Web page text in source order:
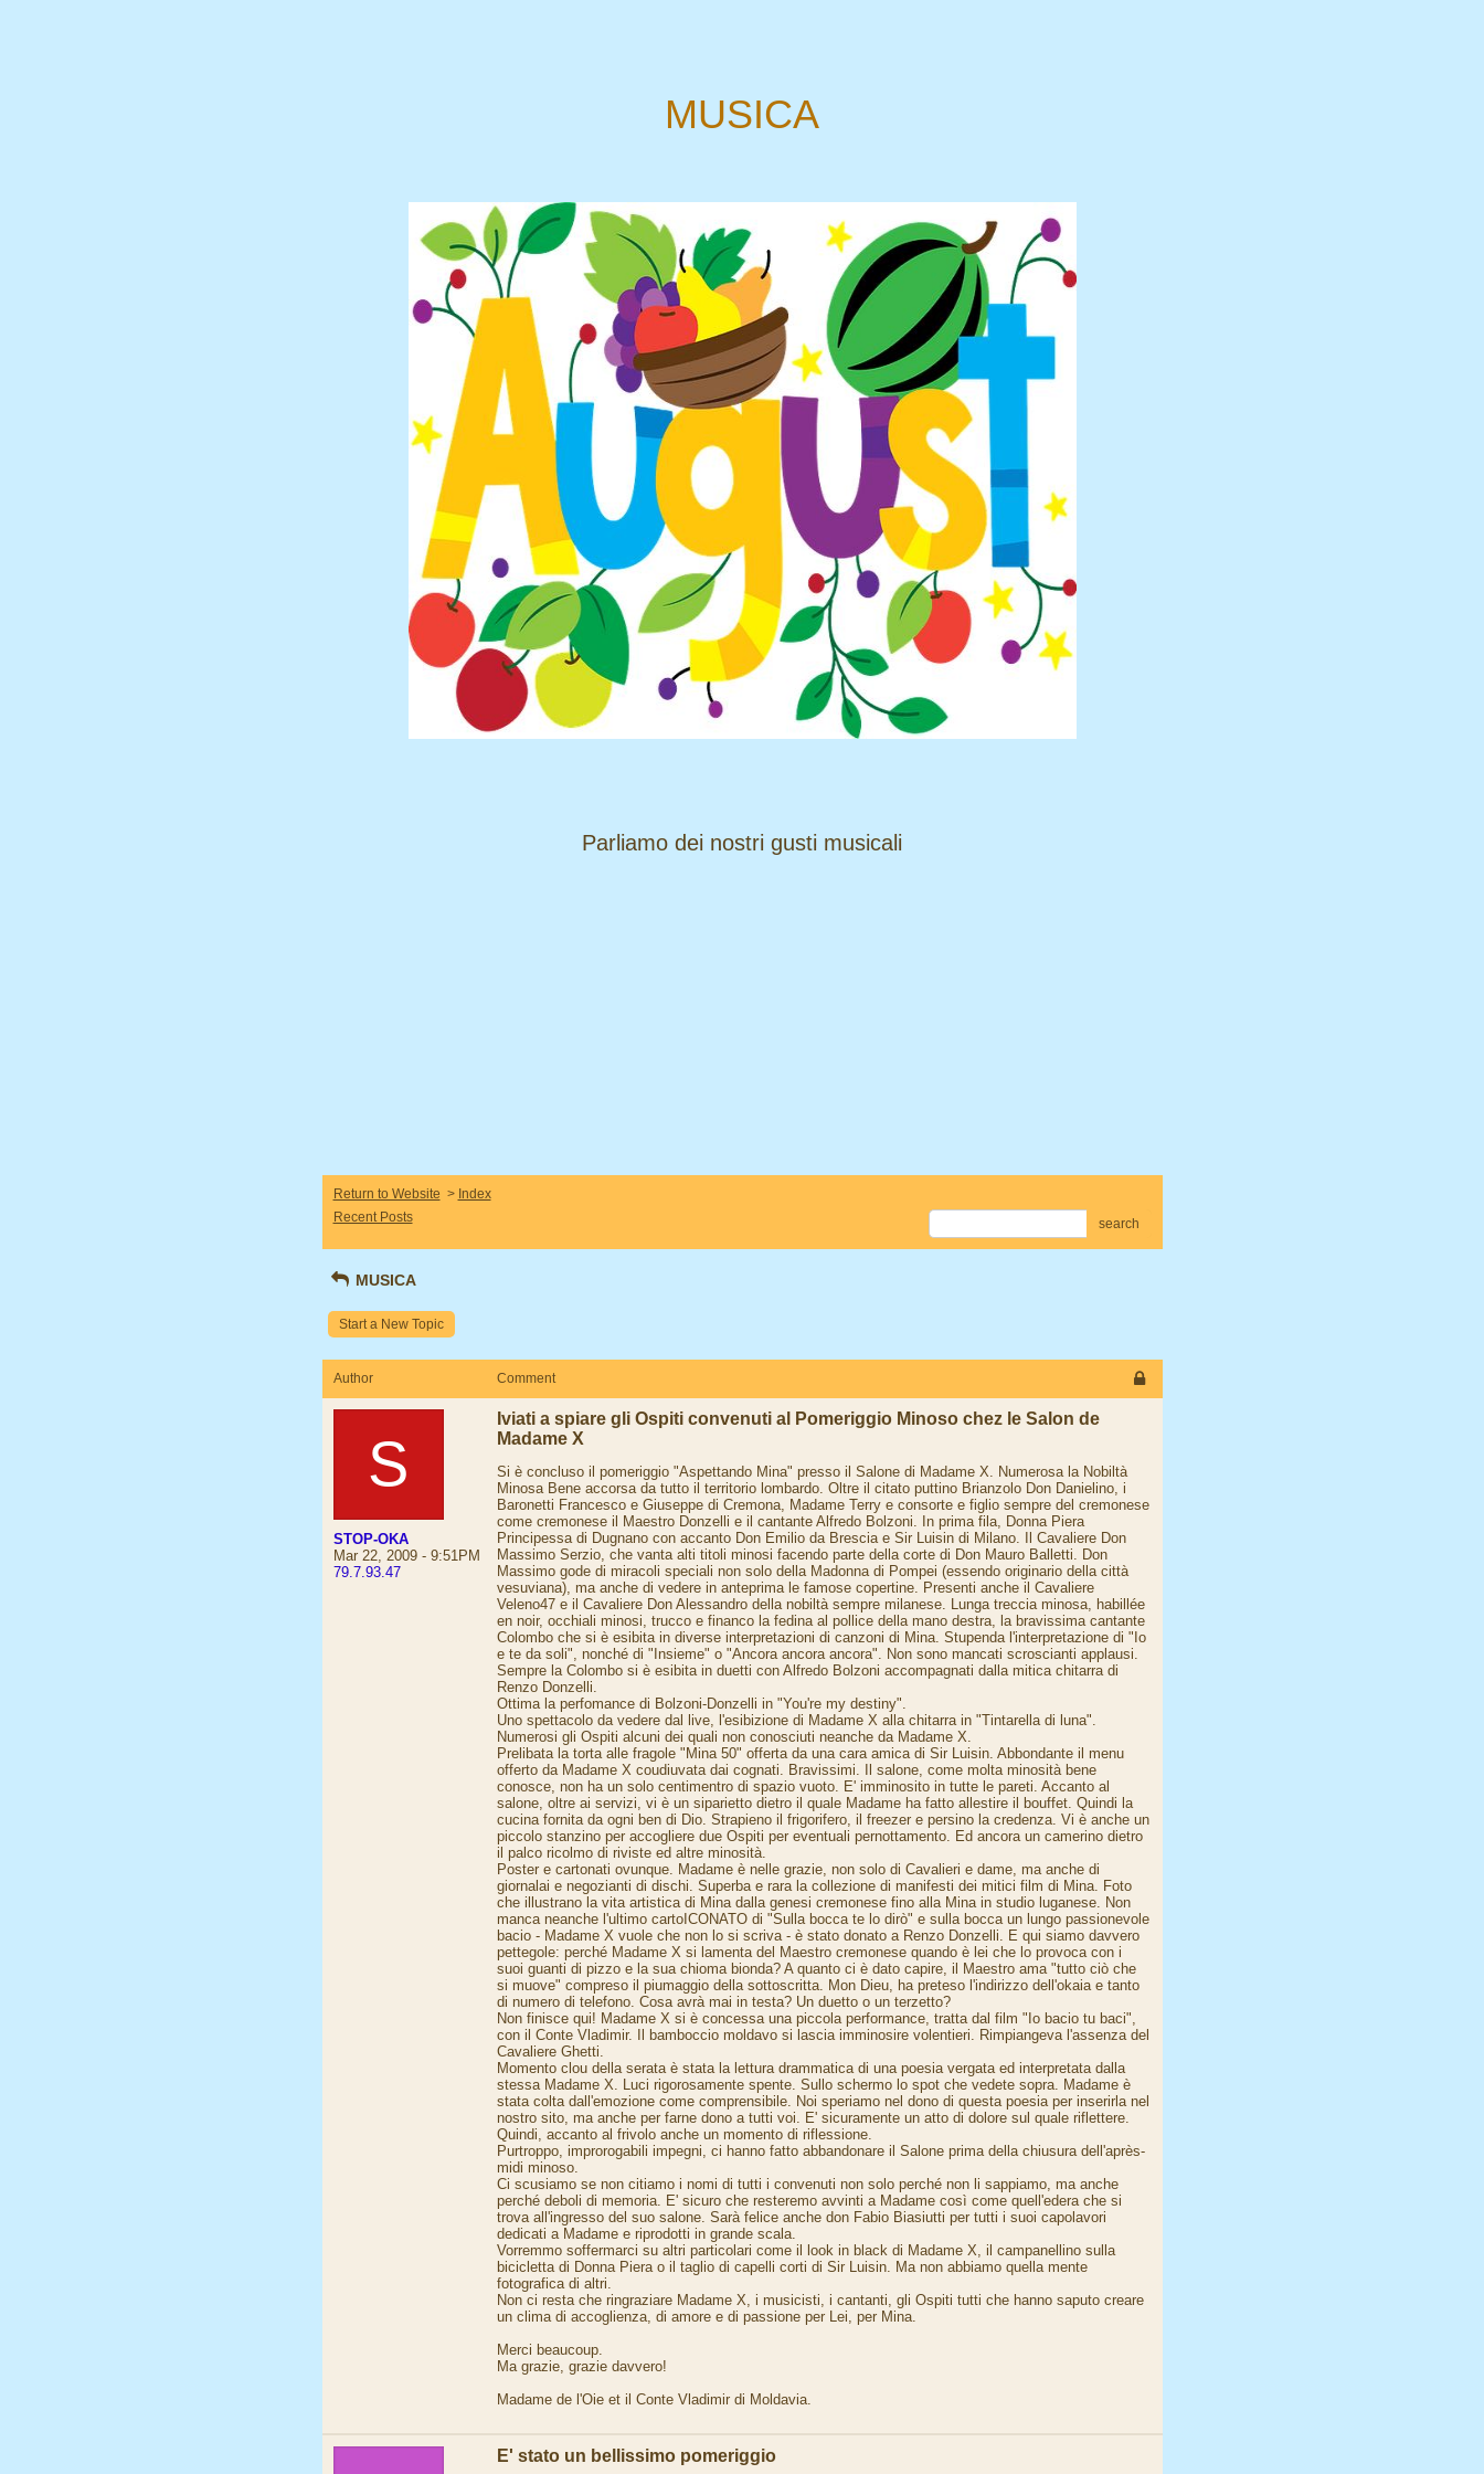
MUSICA
​​​​​​​Parliamo dei nostri gusti musicali
Return to Website > Index
Recent Posts
search
MUSICA
Start a New Topic
Author Comment
S
STOP-OKA
Mar 22, 2009 - 9:51PM
79.7.93.47
Iviati a spiare gli Ospiti convenuti al Pomeriggio Minoso chez le Salon de
Madame X
Si è concluso il pomeriggio "Aspettando Mina" presso il Salone di Madame X. Numerosa la Nobiltà
Minosa Bene accorsa da tutto il territorio lombardo. Oltre il citato puttino Brianzolo Don Danielino, i
Baronetti Francesco e Giuseppe di Cremona, Madame Terry e consorte e figlio sempre del cremonese
come cremonese il Maestro Donzelli e il cantante Alfredo Bolzoni. In prima fila, Donna Piera
Principessa di Dugnano con accanto Don Emilio da Brescia e Sir Luisin di Milano. Il Cavaliere Don
Massimo Serzio, che vanta alti titoli minosi facendo parte della corte di Don Mauro Balletti. Don
Massimo gode di miracoli speciali non solo della Madonna di Pompei (essendo originario della città
vesuviana), ma anche di vedere in anteprima le famose copertine. Presenti anche il Cavaliere
Veleno47 e il Cavaliere Don Alessandro della nobiltà sempre milanese. Lunga treccia minosa, habillée
en noir, occhiali minosi, trucco e financo la fedina al pollice della mano destra, la bravissima cantante
Colombo che si è esibita in diverse interpretazioni di canzoni di Mina. Stupenda l'interpretazione di "Io
e te da soli", nonché di "Insieme" o "Ancora ancora ancora". Non sono mancati scroscianti applausi.
Sempre la Colombo si è esibita in duetti con Alfredo Bolzoni accompagnati dalla mitica chitarra di
Renzo Donzelli.
Ottima la perfomance di Bolzoni-Donzelli in "You're my destiny".
Uno spettacolo da vedere dal live, l'esibizione di Madame X alla chitarra in "Tintarella di luna".
Numerosi gli Ospiti alcuni dei quali non conosciuti neanche da Madame X.
Prelibata la torta alle fragole "Mina 50" offerta da una cara amica di Sir Luisin. Abbondante il menu
offerto da Madame X coudiuvata dai cognati. Bravissimi. Il salone, come molta minosità bene
conosce, non ha un solo centimentro di spazio vuoto. E' imminosito in tutte le pareti. Accanto al
salone, oltre ai servizi, vi è un siparietto dietro il quale Madame ha fatto allestire il bouffet. Quindi la
cucina fornita da ogni ben di Dio. Strapieno il frigorifero, il freezer e persino la credenza. Vi è anche un
piccolo stanzino per accogliere due Ospiti per eventuali pernottamento. Ed ancora un camerino dietro
il palco ricolmo di riviste ed altre minosità.
Poster e cartonati ovunque. Madame è nelle grazie, non solo di Cavalieri e dame, ma anche di
giornalai e negozianti di dischi. Superba e rara la collezione di manifesti dei mitici film di Mina. Foto
che illustrano la vita artistica di Mina dalla genesi cremonese fino alla Mina in studio luganese. Non
manca neanche l'ultimo cartoICONATO di "Sulla bocca te lo dirò" e sulla bocca un lungo passionevole
bacio - Madame X vuole che non lo si scriva - è stato donato a Renzo Donzelli. E qui siamo davvero
pettegole: perché Madame X si lamenta del Maestro cremonese quando è lei che lo provoca con i
suoi guanti di pizzo e la sua chioma bionda? A quanto ci è dato capire, il Maestro ama "tutto ciò che
si muove" compreso il piumaggio della sottoscritta. Mon Dieu, ha preteso l'indirizzo dell'okaia e tanto
di numero di telefono. Cosa avrà mai in testa? Un duetto o un terzetto?
Non finisce qui! Madame X si è concessa una piccola performance, tratta dal film "Io bacio tu baci",
con il Conte Vladimir. Il bamboccio moldavo si lascia imminosire volentieri. Rimpiangeva l'assenza del
Cavaliere Ghetti.
Momento clou della serata è stata la lettura drammatica di una poesia vergata ed interpretata dalla
stessa Madame X. Luci rigorosamente spente. Sullo schermo lo spot che vedete sopra. Madame è
stata colta dall'emozione come comprensibile. Noi speriamo nel dono di questa poesia per inserirla nel
nostro sito, ma anche per farne dono a tutti voi. E' sicuramente un atto di dolore sul quale riflettere.
Quindi, accanto al frivolo anche un momento di riflessione.
Purtroppo, improrogabili impegni, ci hanno fatto abbandonare il Salone prima della chiusura dell'après-
midi minoso.
Ci scusiamo se non citiamo i nomi di tutti i convenuti non solo perché non li sappiamo, ma anche
perché deboli di memoria. E' sicuro che resteremo avvinti a Madame così come quell'edera che si
trova all'ingresso del suo salone. Sarà felice anche don Fabio Biasiutti per tutti i suoi capolavori
dedicati a Madame e riprodotti in grande scala.
Vorremmo soffermarci su altri particolari come il look in black di Madame X, il campanellino sulla
bicicletta di Donna Piera o il taglio di capelli corti di Sir Luisin. Ma non abbiamo quella mente
fotografica di altri.
Non ci resta che ringraziare Madame X, i musicisti, i cantanti, gli Ospiti tutti che hanno saputo creare
un clima di accoglienza, di amore e di passione per Lei, per Mina.
Merci beaucoup.
Ma grazie, grazie davvero!
Madame de l'Oie et il Conte Vladimir di Moldavia.
E' stato un bellissimo pomeriggio